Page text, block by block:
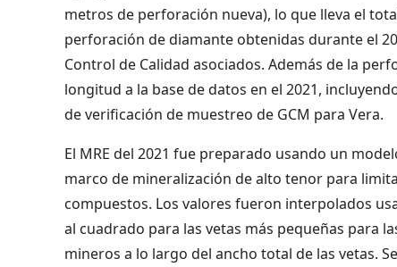
metros de perforación nueva), lo que lleva el
perforación de diamante obtenidas durante el
Control de Calidad asociados. Además de la
longitud a la base de datos en el 2021,
de verificación de muestreo de GCM para Vera.
El MRE del 2021 fue preparado usando un
marco de mineralización de alto tenor para
compuestos. Los valores fueron interpolados
al cuadrado para las vetas más pequeñas para
mineros a lo largo del ancho total de las vetas.